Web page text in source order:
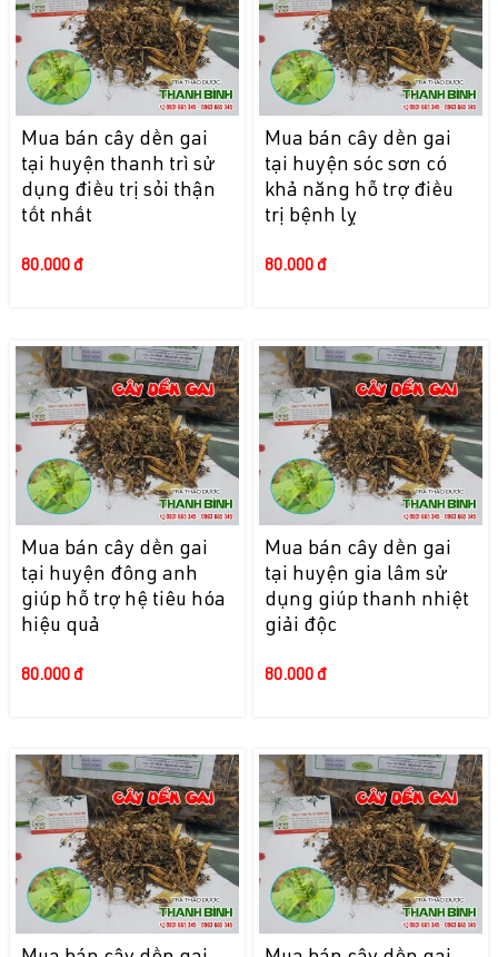
Mua bán cây dền gai
tại huyện thanh trì sử
dụng điều trị sỏi thận
tốt nhất
80.000 đ
Mua bán cây dền gai
tại huyện sóc sơn có
khả năng hỗ trợ điều
trị bệnh lỵ
80.000 đ
Mua bán cây dền gai
tại huyện đông anh
giúp hỗ trợ hệ tiêu hóa
hiệu quả
80.000 đ
Mua bán cây dền gai
tại huyện gia lâm sử
dụng giúp thanh nhiệt
giải độc
80.000 đ